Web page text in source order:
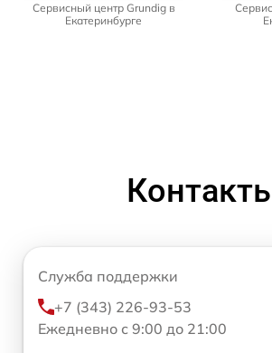
Сервисный центр Grundig в
Екатеринбурге
Служба поддержки
+7 (343) 226-93-53
Ежедневно с 9:00 до 21:00